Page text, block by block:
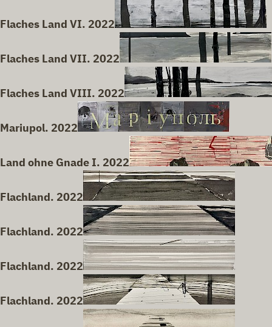
Flaches Land VI. 2022
Flaches Land VII. 2022
Flaches Land VIII. 2022
Mariupol. 2022
Land ohne Gnade I. 2022
Flachland. 2022
Flachland. 2022
Flachland. 2022
Flachland. 2022